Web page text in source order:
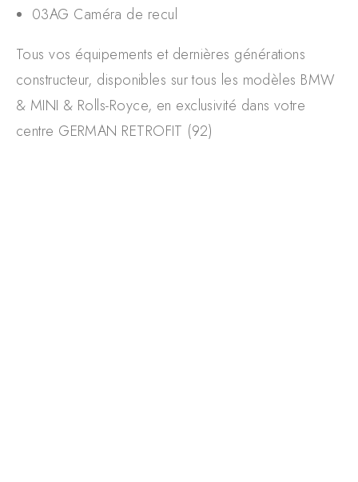
03AG Caméra de recul
Tous vos équipements et dernières générations
constructeur, disponibles sur tous les modèles BMW
& MINI & Rolls-Royce, en exclusivité dans votre
centre GERMAN RETROFIT (92)